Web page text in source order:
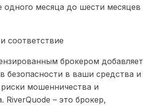
одного месяца до шести месяцев
соответствие
брокером добавляет
безопасности в ваши средства и
мошенничества и
RiverQuode – это брокер,